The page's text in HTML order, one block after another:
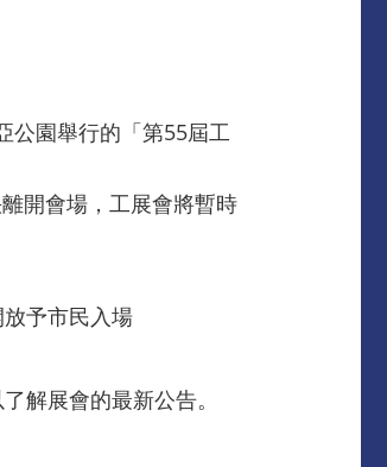
公園舉行的「第55屆工
開會場，工展會將暫時
予市民入場
解展會的最新公告。